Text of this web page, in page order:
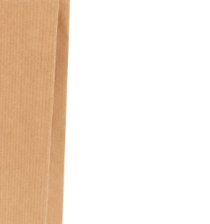
мешок с
основанием
выдачи.